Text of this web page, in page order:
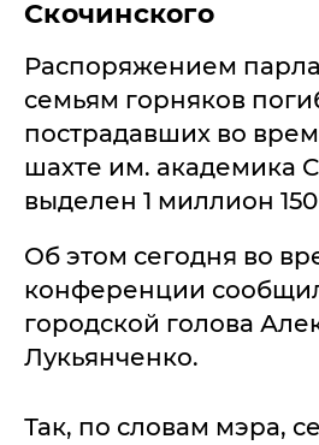
Скочинского
Распоряжением
семьям горняков
пострадавших во
шахте им. академика
выделен 1 миллион
Об этом сегодня во
конференции
городской голова
Лукьянченко.
Так, по словам мэра,